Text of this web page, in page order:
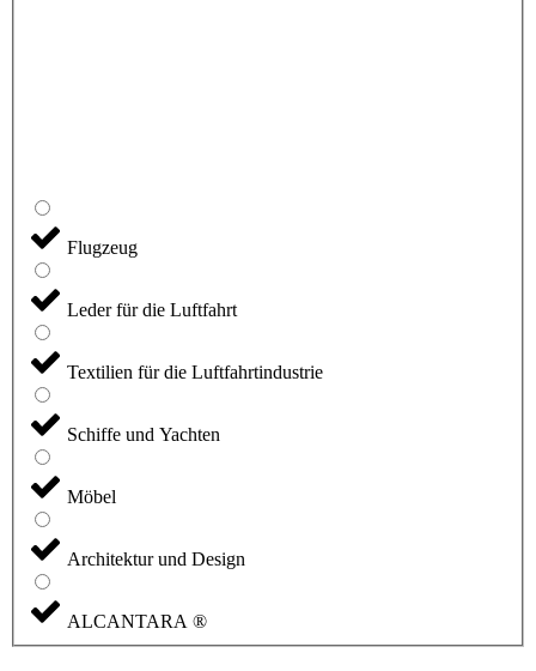
Flugzeug
Leder für die Luftfahrt
Textilien für die Luftfahrtindustrie
Schiffe und Yachten
Möbel
Architektur und Design
ALCANTARA ®